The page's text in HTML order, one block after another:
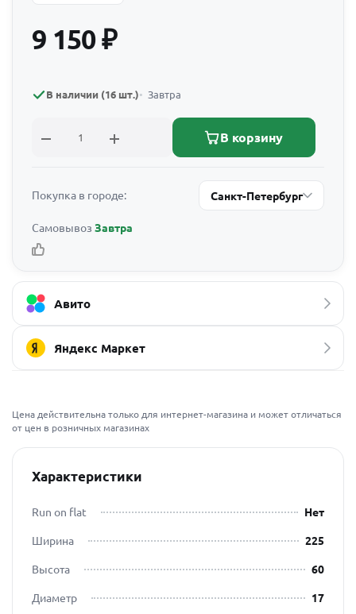
9 150₽
В наличии (16 шт.) Завтра
В корзину
Покупка в городе: Санкт-Петербург
Самовывоз Завтра
Авито
Яндекс Маркет
Цена действительна только для интернет-магазина и может отличаться
от цен в розничных магазинах
Характеристики
Run on flat
Нет
Ширина
225
Высота
60
Диаметр
17